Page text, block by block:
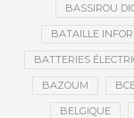
BASSIROU
BATAILLE
BATTERIES
BAZOUM
BELGIQUE